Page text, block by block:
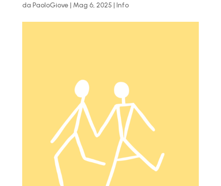
da PaoloGiove | Mag 6, 2025 | Info